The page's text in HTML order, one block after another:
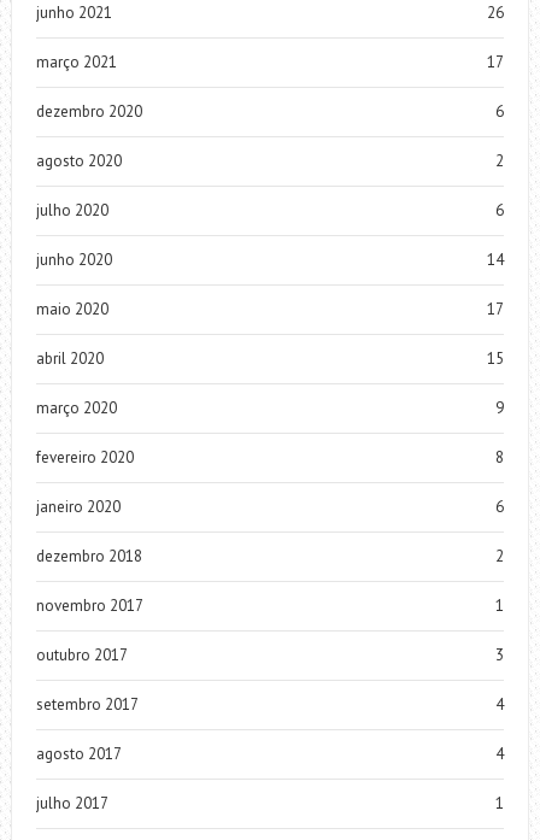
junho 2021 26
março 2021 17
dezembro 2020 6
agosto 2020 2
julho 2020 6
junho 2020 14
maio 2020 17
abril 2020 15
março 2020 9
fevereiro 2020 8
janeiro 2020 6
dezembro 2018 2
novembro 2017 1
outubro 2017 3
setembro 2017 4
agosto 2017 4
julho 2017 1